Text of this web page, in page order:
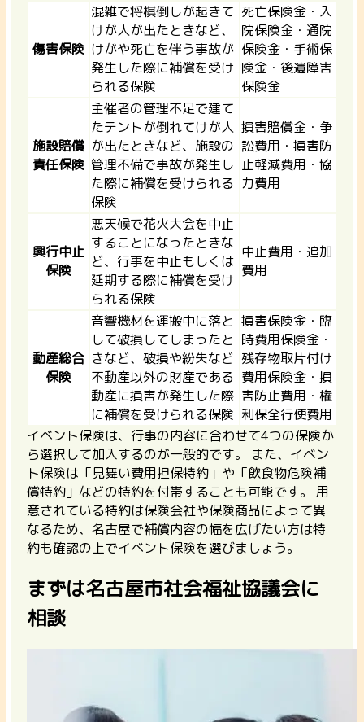
傷害保険
混雑で将棋倒しが起きて
けが人が出たときなど、
けがや死亡を伴う事故が
発生した際に補償を受け
られる保険
死亡保険金・入
院保険金・通院
保険金・手術保
険金・後遺障害
保険金
施設賠償
責任保険
主催者の管理不足で建て
たテントが倒れてけが人
が出たときなど、施設の
管理不備で事故が発生し
た際に補償を受けられる
保険
損害賠償金・争
訟費用・損害防
止軽減費用・協
力費用
興行中止
保険
悪天候で花火大会を中止
することになったときな
ど、行事を中止もしくは
延期する際に補償を受け
られる保険
中止費用・追加
費用
動産総合
保険
音響機材を運搬中に落と
して破損してしまったと
きなど、破損や紛失など
不動産以外の財産である
動産に損害が発生した際
に補償を受けられる保険
損害保険金・臨
時費用保険金・
残存物取片付け
費用保険金・損
害防止費用・権
利保全行使費用
イベント保険は、行事の内容に合わせて4つの保険か
ら選択して加入するのが一般的です。 また、イベン
ト保険は「見舞い費用担保特約」や「飲食物危険補
償特約」などの特約を付帯することも可能です。 用
意されている特約は保険会社や保険商品によって異
なるため、名古屋で補償内容の幅を広げたい方は特
約も確認の上でイベント保険を選びましょう。
まずは名古屋市社会福祉協議会に
相談